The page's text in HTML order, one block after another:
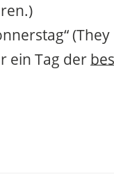
ein Tag der